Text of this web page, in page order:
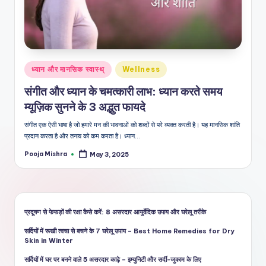
ली
का
भरो
सेमं
द
स्रो
त
Posted
in
ध्यान और मानसिक स्वास्थ् Wellness
संगीत और ध्यान के चमत्कारी लाभ: ध्यान करते समय
म्यूज़िक सुनने के 3 अद्भुत फायदे
संगीत एक ऐसी भाषा है जो हमारे मन की भावनाओं को शब्दों से परे व्यक्त करती है। यह मानसिक शांति
प्रदान करता है और तनाव को कम करता है। ध्यान…
Posted
Pooja Mishra May 3, 2025
प्रदूषण से फेफड़ों की रक्षा कैसे करें: 8 असरदार आयुर्वेदिक उपाय और घरेलू तरीके
सर्दियों में रूखी त्वचा से बचने के 7 घरेलू उपाय – Best Home Remedies for Dry
Skin in Winter
सर्दियों में घर पर बनने वाले 5 असरदार काढ़े – इम्युनिटी और सर्दी-जुकाम के लिए